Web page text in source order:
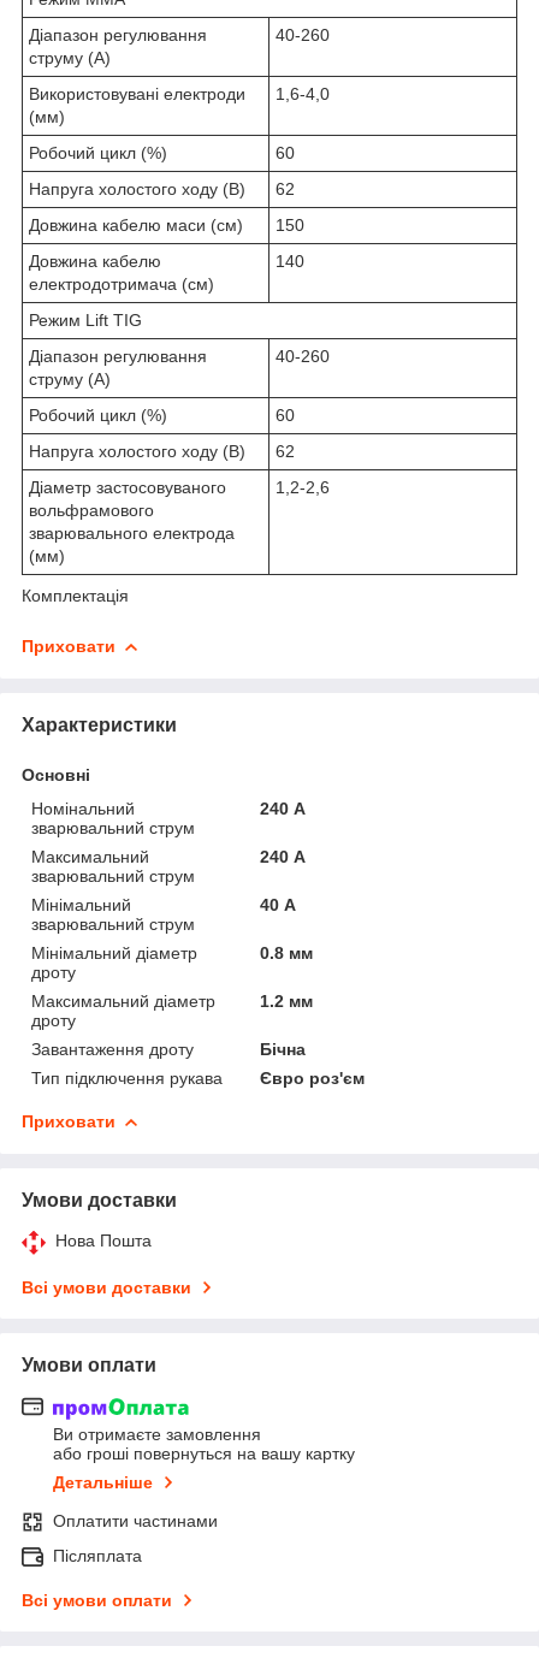
Діапазон регулювання
струму (А)
40-260
Використовувані електроди
(мм)
1,6-4,0
Робочий цикл (%)
60
Напруга холостого ходу (В)
62
Довжина кабелю маси (см)
150
Довжина кабелю
електродотримача (см)
140
Режим Lift TIG
Діапазон регулювання
струму (А)
40-260
Робочий цикл (%)
60
Напруга холостого ходу (В)
62
Діаметр застосовуваного
вольфрамового
зварювального електрода
(мм)
1,2-2,6
Комплектація
Приховати
Характеристики
Основні
Номінальний
зварювальний струм
240 А
Максимальний
зварювальний струм
240 А
Мінімальний
зварювальний струм
40 А
Мінімальний діаметр
дроту
0.8 мм
Максимальний діаметр
дроту
1.2 мм
Завантаження дроту
Бічна
Тип підключення рукава
Євро роз'єм
Приховати
Умови доставки
Нова Пошта
Всі умови доставки
Умови оплати
Ви отримаєте замовлення
або гроші повернуться на вашу картку
Детальніше
Оплатити частинами
Післяплата
Всі умови оплати